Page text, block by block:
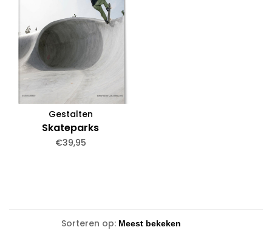
Gestalten
Skateparks
€39,95
Sorteren op: